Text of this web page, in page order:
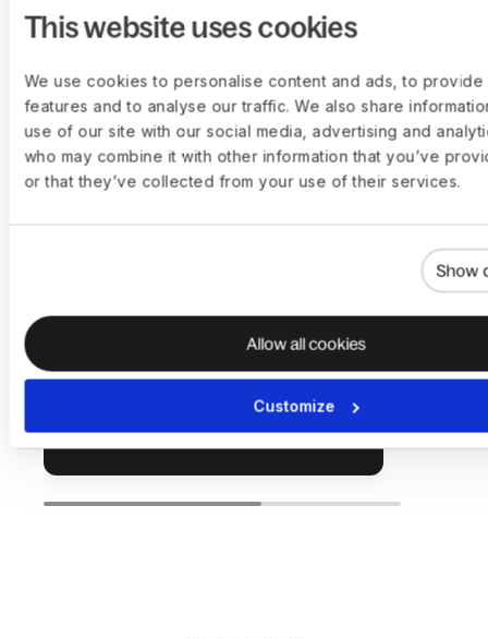
This website uses cookies
We use cookies to personalise content and ads, to provide
features and to analyse our traffic. We also share
use of our site with our social media, advertising and
who may combine it with other information that you’ve
or that they’ve collected from your use of their services.
Show
Allow all cookies
Customize
Internationale Mitarbeitende
einstellen
Der
Mehr